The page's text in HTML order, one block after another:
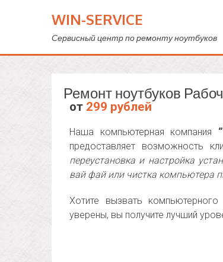
WIN-SERVICE
Сервисный центр по ремонту ноутбуков
Ремонт ноутбуков
от 299 рублей
Наша компьютерная компания
предоставляет возможность
переустановка и настройка
вай фай или чистка компьютера
Хотите вызвать
уверены, вы получите лучший